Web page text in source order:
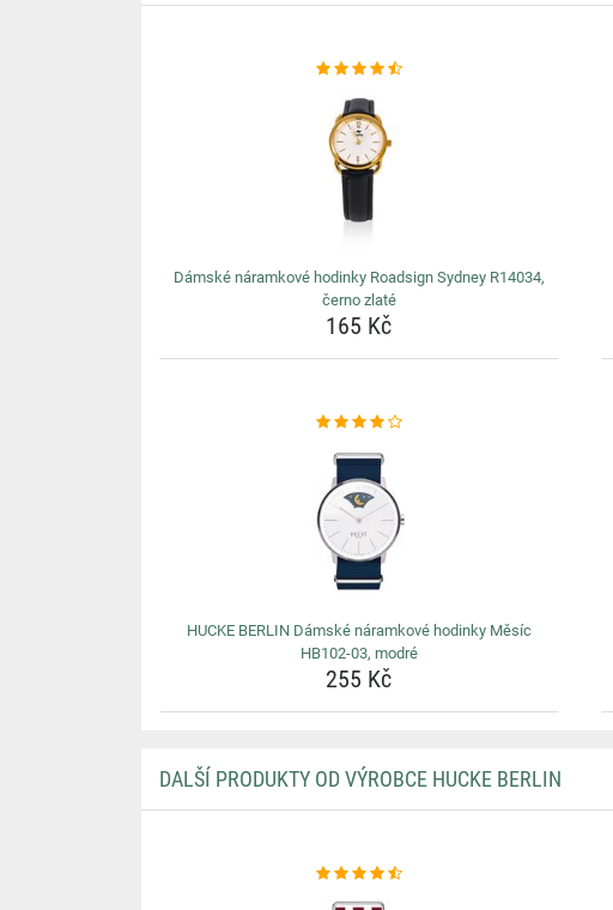
Dámské náramkové hodinky Roadsign Sydney R14034,
černo zlaté
165 Kč
HUCKE BERLIN Dámské náramkové hodinky Měsíc
HB102-03, modré
255 Kč
DALŠÍ PRODUKTY OD VÝROBCE HUCKE BERLIN